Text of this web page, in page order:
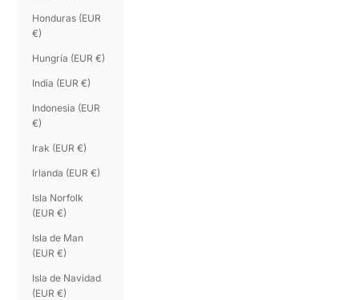
Honduras (EUR
€)
Hungría (EUR €)
India (EUR €)
Indonesia (EUR
€)
Irak (EUR €)
Irlanda (EUR €)
Isla Norfolk
(EUR €)
Isla de Man
(EUR €)
Isla de Navidad
(EUR €)